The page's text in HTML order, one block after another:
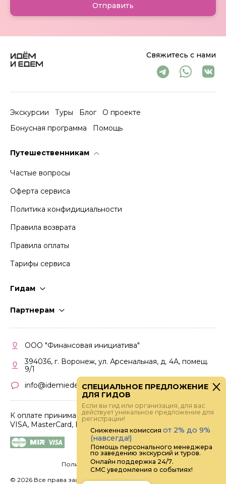
Свяжитесь с нами
Экскурсии Туры Блог
О проекте
Бонусная программа
Помощь
Путешественникам
Частые вопросы
Оферта сервиса
Политика конфидициальности
Правила возврата
Правила оплаты
Тарифы сервиса
Гидам
Партнерам
Кабинет партнера
Правила участия
ООО "Финансовая инициатива"
394036, г. Воронеж, ул. Арсенальная, д. 4А, помещ.
9/1
info@idemiedem.ru
К оплате принимаются карты
VISA, MasterCard, МИР
Политика конфиденциальности
© 2026 Все права защищены.
Отправить
СПЕЦИАЛЬНОЕ ПРЕДЛОЖЕНИЕ
ДЛЯ ГИДОВ
Если вы гид или организация, для вас
действует уникальное предложение для
регистрации!
Сниженная комиссия от 2% до 9%
(навсегда!)
Помощь персонального менеджера
по заведению экскурсий и туров.
Онлайн поддержка 24/7.
СМС уведомления о событиях!